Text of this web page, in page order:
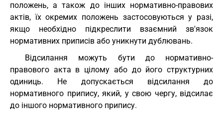
положень, а також до інших нормативно-правових
актів, їх окремих положень застосовуються у разі,
якщо необхідно підкреслити взаємний зв'язок
нормативних приписів або уникнути дублювань.
Відсилання можуть бути до нормативно-
правового акта в цілому або до його структурних
одиниць. Не допускається відсилання до
нормативного припису, який, у свою чергу, відсилає
до іншого нормативного припису.